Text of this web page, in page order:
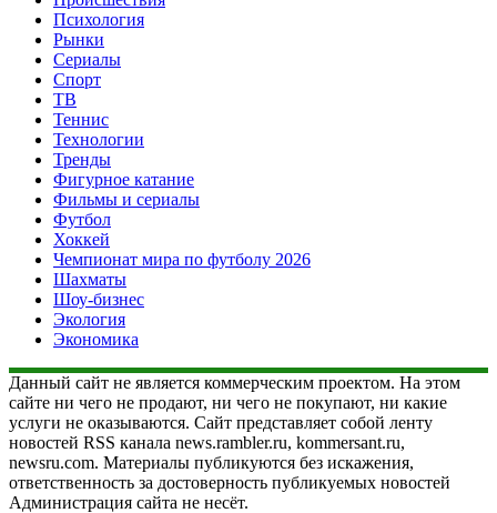
Психология
Рынки
Сериалы
Спорт
ТВ
Теннис
Технологии
Тренды
Фигурное катание
Фильмы и сериалы
Футбол
Хоккей
Чемпионат мира по футболу 2026
Шахматы
Шоу-бизнес
Экология
Экономика
Данный сайт не является коммерческим проектом. На этом
сайте ни чего не продают, ни чего не покупают, ни какие
услуги не оказываются. Сайт представляет собой ленту
новостей RSS канала news.rambler.ru, kommersant.ru,
newsru.com. Материалы публикуются без искажения,
ответственность за достоверность публикуемых новостей
Администрация сайта не несёт.